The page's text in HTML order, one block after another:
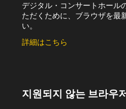
デジタル・コンサートホール
ただくために、ブラウザを最
い。
詳細はこちら
지원되지 않는 브라우